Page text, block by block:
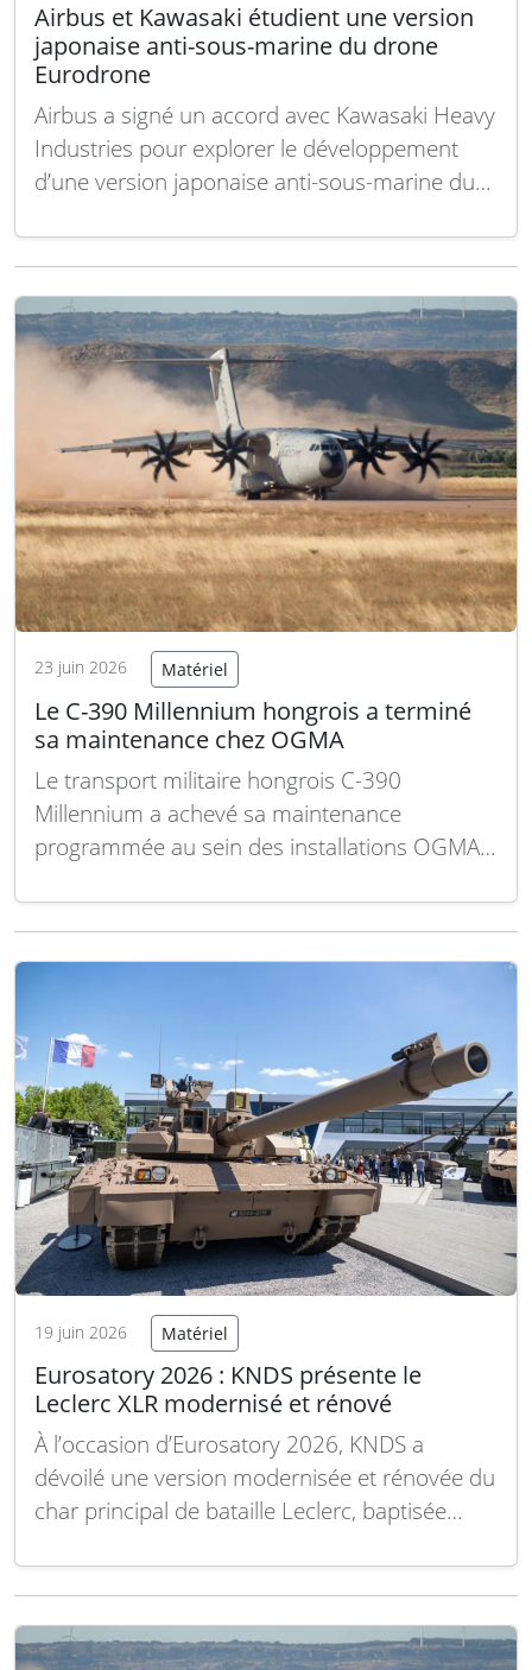
Airbus et Kawasaki étudient une version
japonaise anti-sous-marine du drone
Eurodrone
Airbus a signé un accord avec Kawasaki Heavy
Industries pour explorer le développement
d’une version japonaise anti-sous-marine du
du programme multinational Eurodrone
cette plateforme. Le drone sans pilote doit
effectuer son premier vol en 2029. Dans le…
Lire la suite
23 juin 2026 Matériel
Le C-390 Millennium hongrois a terminé
sa maintenance chez OGMA
Le transport militaire hongrois C-390
Millennium a achevé sa maintenance
programmée au sein des installations OGMA
garantir la disponibilité opérationnelle du
transport tactique et…
19 juin 2026 Matériel
Eurosatory 2026 : KNDS présente le
Leclerc XLR modernisé et rénové
À l’occasion d’Eurosatory 2026, KNDS a
dévoilé une version modernisée et rénovée du
char principal de bataille Leclerc, baptisée
prolonger la durée de vie du char tout en
significatives pour répondre aux exigences des